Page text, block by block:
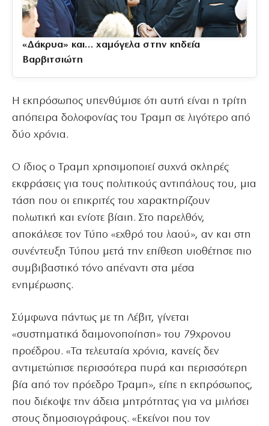
«Δάκρυα» και… χαμόγελα στην κηδεία
Βαρβιτσιώτη
Η εκπρόσωπος υπενθύμισε ότι αυτή είναι η τρίτη
απόπειρα δολοφονίας του Τραμπ σε λιγότερο από
δύο χρόνια.
Ο ίδιος ο Τραμπ χρησιμοποιεί συχνά σκληρές
εκφράσεις για τους πολιτικούς αντιπάλους του, μια
τάση που οι επικριτές του χαρακτηρίζουν
πολωτική και ενίοτε βίαιη. Στο παρελθόν,
αποκάλεσε τον Τύπο «εχθρό του λαού», αν και στη
συνέντευξη Τύπου μετά την επίθεση υιοθέτησε πιο
συμβιβαστικό τόνο απέναντι στα μέσα
ενημέρωσης.
Σύμφωνα πάντως με τη Λέβιτ, γίνεται
«συστηματικά δαιμονοποίηση» του 79χρονου
προέδρου. «Τα τελευταία χρόνια, κανείς δεν
αντιμετώπισε περισσότερα πυρά και περισσότερη
βία από τον πρόεδρο Τραμπ», είπε η εκπρόσωπος,
που διέκοψε την άδεια μητρότητας για να μιλήσει
στους δημοσιογράφους. «Εκείνοι που τον